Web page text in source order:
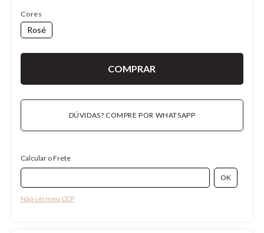
Cores
Rosé
DÚVIDAS? COMPRE POR WHATSAPP
Calcular o Frete
Não sei meu CEP